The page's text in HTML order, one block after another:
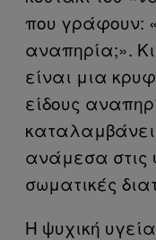
που γράφουν:
αναπηρία;».
είναι μια
είδους
ανάμεσα στις
σωματικές
Η ψυχική